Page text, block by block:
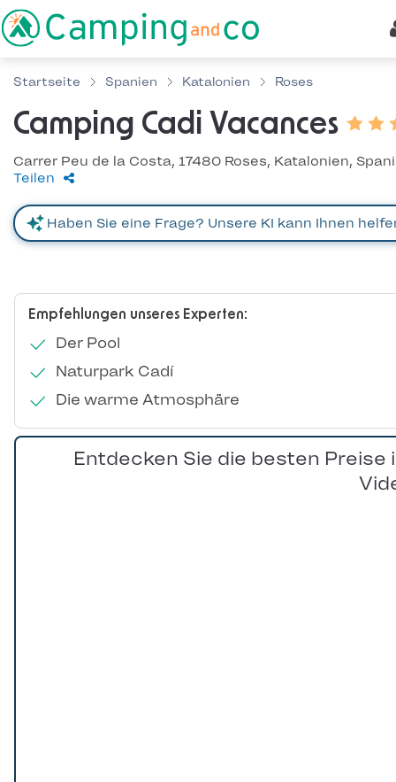
Startseite Spanien Katalonien Roses
Camping Cadi Vacances
Carrer Peu de la Costa, 17480 Roses, Katalonien,
Teilen
Empfehlungen unseres Experten:
Der Pool
Naturpark Cadí
Die warme Atmosphäre
Entdecken Sie die besten Preise